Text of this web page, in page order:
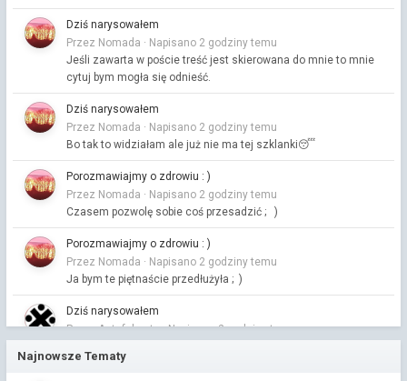
Dziś narysowałem
Przez Nomada · Napisano 2 godziny temu
Jeśli zawarta w poście treść jest skierowana do mnie to mnie
cytuj bym mogła się odnieść.
Dziś narysowałem
Przez Nomada · Napisano 2 godziny temu
Bo tak to widziałam ale już nie ma tej szklanki😴
Porozmawiajmy o zdrowiu : )
Przez Nomada · Napisano 2 godziny temu
Czasem pozwolę sobie coś przesadzić ; )
Porozmawiajmy o zdrowiu : )
Przez Nomada · Napisano 2 godziny temu
Ja bym te piętnaście przedłużyła ; )
Dziś narysowałem
Przez Astafakasta ·Napisano2 godziny temu
Najnowsze Tematy